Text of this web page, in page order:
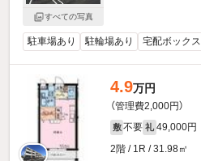
すべての写真
駐車場あり 駐輪場あり 宅配ボックス
4.9万円
（管理費2,000円）
敷 不要 礼 49,000円
2階 / 1R / 31.98㎡